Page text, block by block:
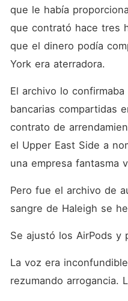
que le había
que contrató hace tres
que el dinero podía
York era aterradora.
El archivo lo
bancarias compartidas
contrato de
el Upper East Side a
una empresa fantasma
Pero fue el archivo de
sangre de Haleigh se
Se ajustó los AirPods y
La voz era
rezumando arrogancia.